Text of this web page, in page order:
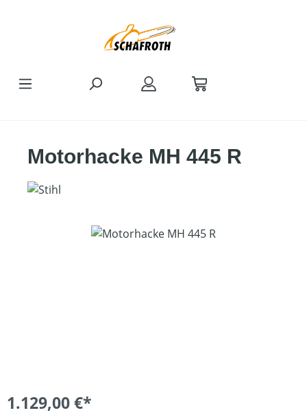
Motorhacke MH 445 R
Bildergalerie überspringen
1.129,00 €*